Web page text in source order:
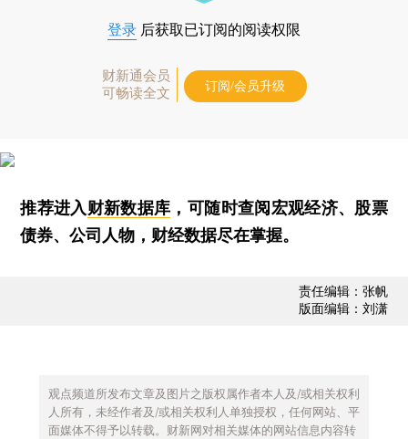
登录 后获取已订阅的阅读权限
财新通会员
可畅读全文
订阅/会员升级
推荐进入财新数据库 ，可随时查阅宏观经济、股票
债券、公司人物，财经数据尽在掌握。
责任编辑：张帆
版面编辑：刘潇
观点频道所发布文章及图片之版权属作者本人及/或相关权利
人所有，未经作者及/或相关权利人单独授权，任何网站、平
面媒体不得予以转载。财新网对相关媒体的网站信息内容转